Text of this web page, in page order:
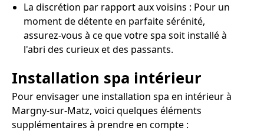
La discrétion par rapport aux voisins : Pour un
moment de détente en parfaite sérénité,
assurez-vous à ce que votre spa soit installé à
l'abri des curieux et des passants.
Installation spa intérieur
Pour envisager une installation spa en intérieur à
Margny-sur-Matz, voici quelques éléments
supplémentaires à prendre en compte :